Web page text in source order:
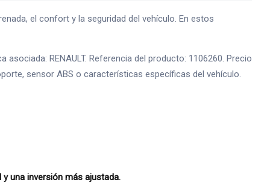
el confort y la seguridad del vehículo. En estos
RENAULT. Referencia del producto: 1106260. Precio
sensor ABS o características específicas del vehículo.
una inversión más ajustada.